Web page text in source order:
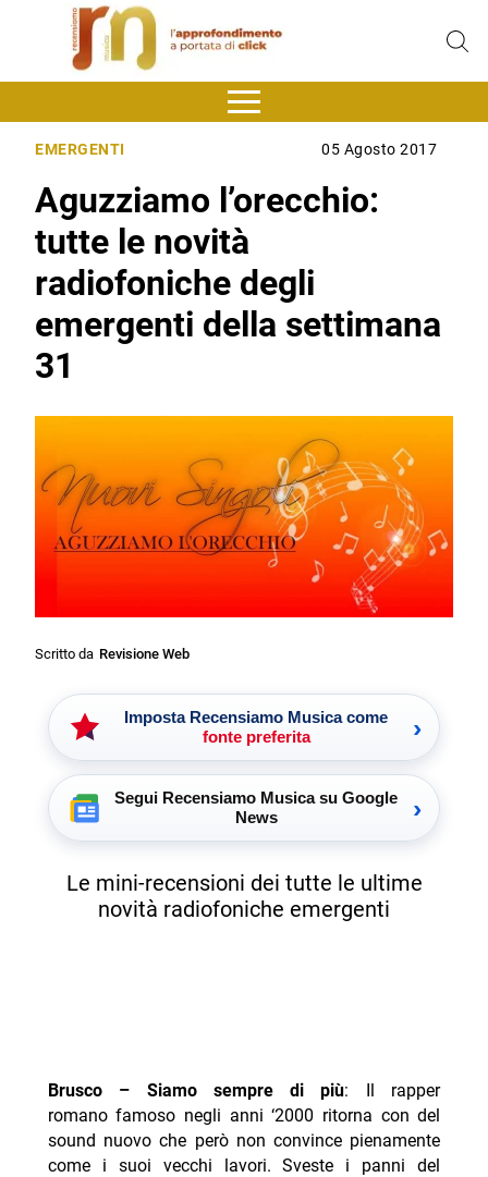
EMERGENTI 05 Agosto 2017
Aguzziamo l’orecchio:
tutte le novità
radiofoniche degli
emergenti della settimana
31
Scritto da Revisione Web
Imposta Recensiamo Musica come
fonte preferita
›
Segui Recensiamo Musica su Google
News
›
Le mini-recensioni dei tutte le ultime
novità radiofoniche emergenti
Brusco – Siamo sempre di più: Il rapper
romano famoso negli anni ‘2000 ritorna con del
sound nuovo che però non convince pienamente
come i suoi vecchi lavori. Sveste i panni del